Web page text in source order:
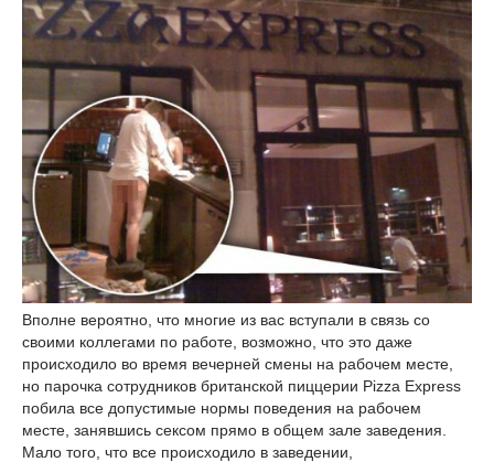
Вполне вероятно, что многие из вас вступали в связь со
своими коллегами по работе, возможно, что это даже
происходило во время вечерней смены на рабочем месте,
но парочка сотрудников британской пиццерии Pizza Express
побила все допустимые нормы поведения на рабочем
месте, занявшись сексом прямо в общем зале заведения.
Мало того, что все происходило в заведении,